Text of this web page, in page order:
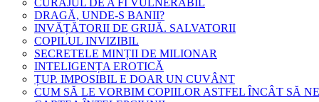
CURAJUL DE A FI VULNERABIL
DRAGĂ, UNDE-S BANII?
INVĂȚĂTORII DE GRIJĂ. SALVATORII
COPILUL INVIZIBIL
SECRETELE MINȚII DE MILIONAR
INTELIGENȚA EROTICĂ
ȚUP. IMPOSIBIL E DOAR UN CUVÂNT
CUM SĂ LE VORBIM COPIILOR ASTFEL ÎNCÂT SĂ